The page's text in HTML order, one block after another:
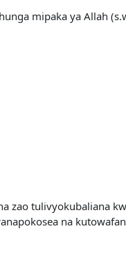
mipaka ya Allah
zao tulivyokubaliana
na